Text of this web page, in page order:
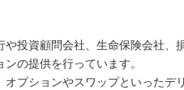
投資顧問会社、生命保険会社、
の提供を行っています。
プションやスワップといったデ